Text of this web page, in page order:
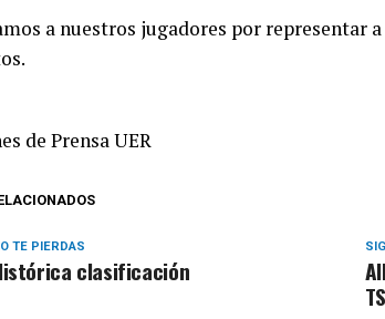
a nuestros jugadores por representar
de Prensa UER
TE PIERDAS
clasificación